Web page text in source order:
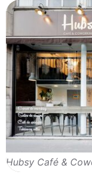
Hubsy Café &